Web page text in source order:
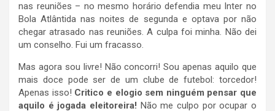
nas reuniões – no mesmo horário defendia meu Inter no
Bola Atlântida nas noites de segunda e optava por não
chegar atrasado nas reuniões. A culpa foi minha. Não dei
um conselho. Fui um fracasso.
Mas agora sou livre! Não concorri! Sou apenas aquilo que
mais doce pode ser de um clube de futebol: torcedor!
Apenas isso! Critico e elogio sem ninguém pensar que
aquilo é jogada eleitoreira! Não me culpo por ocupar o